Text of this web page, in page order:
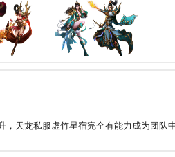
，天龙私服​虚竹星宿完全有能力成为团队